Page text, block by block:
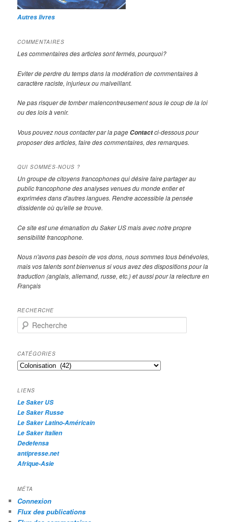
Autres livres
COMMENTAIRES
Les commentaires des articles sont fermés, pourquoi?
Eviter de perdre du temps dans la modération de commentaires à
caractère raciste, injurieux ou malveillant.
Ne pas risquer de tomber malencontreusement sous le coup de la loi
ou des lois à venir.
Vous pouvez nous contacter par la page Contactci-dessous pour
proposer des articles, faire des commentaires, des remarques.
QUI SOMMES-NOUS ?
Un groupe de citoyens francophones qui désire faire partager au
public francophone des analyses venues du monde entier et
exprimées dans d'autres langues. Rendre accessible la pensée
dissidente où qu'elle se trouve.
Ce site est une émanation du Saker US mais avec notre propre
sensibilité francophone.
Nous n'avons pas besoin de vos dons, nous sommes tous bénévoles,
mais vos talents sont bienvenus si vous avez des dispositions pour la
traduction (anglais, allemand, russe, etc.) et aussi pour la relecture en
Français
RECHERCHE
e
h
e
r
h
e
CATÉGORIES
Catégories
LIENS
Le Saker US
Le Saker Russe
Le Saker Latino-Américain
Le Saker Italien
Dedefensa
antipresse.net
Afrique-Asie
MÉTA
Connexion
Flux des publications